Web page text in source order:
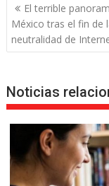
de
entradas
El terrible
México tras el fin de
neutralidad de
Noticias